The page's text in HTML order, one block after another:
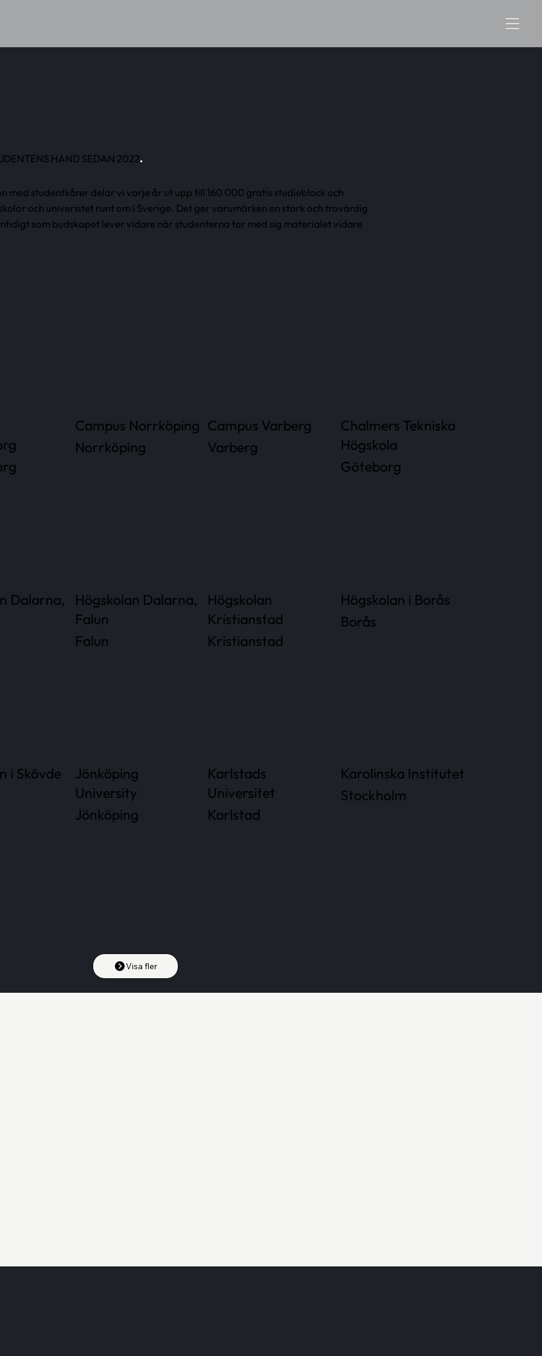
HAND SEDAN 2022.
med studentkårer delar vi varje år ut upp till 160 000 gratis studieblock och
och universitet runt om i Sverige. Det ger varumärken en stark och trovärdig
som budskapet lever vidare när studenterna tar med sig materialet vidare
Campus Norrköping
Norrköping
Campus Varberg
Varberg
Chalmers Tekniska
Högskola
Göteborg
Dalarna,
Högskolan Dalarna,
Falun
Falun
Högskolan
Kristianstad
Kristianstad
Högskolan i Borås
Borås
i Skövde
Jönköping
University
Jönköping
Karlstads
Universitet
Karlstad
Karolinska Institutet
Stockholm
Visa fler